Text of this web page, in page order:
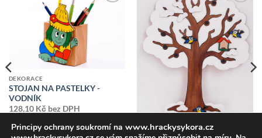
Přidat k
oblíbeným
DEKORACE
STOJAN NA PASTELKY -
VODNÍK
128,10 Kčbez DPH
Přidat k
oblíbeným
Principy ochrany soukromí na www.hrackysykora.cz